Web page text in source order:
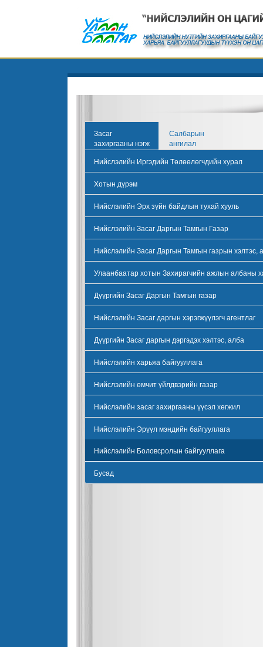
Засаг
захиргааны нэгж
Салбарын
ангилал
Нийслэлийн Иргэдийн Төлөөлөгчдийн хурал
Хотын дүрэм
Нийслэлийн Эрх зүйн байдлын тухай хууль
Нийслэлийн Засаг Даргын Тамгын Газар
Нийслэлийн Засаг Даргын Тамгын газрын хэлтэс,
Улаанбаатар хотын Захирагчийн ажлын албаны
Дүүргийн Засаг Даргын Тамгын газар
Нийслэлийн Засаг даргын хэрэгжүүлэгч агентлаг
Дүүргийн Засаг даргын дэргэдэх хэлтэс, алба
Нийслэлийн харьяа байгууллага
Нийслэлийн өмчит үйлдвэрийн газар
Нийслэлийн засаг захиргааны үүсэл хөгжил
Нийслэлийн Эрүүл мэндийн байгууллага
Нийслэлийн Боловсролын байгууллага
Бусад